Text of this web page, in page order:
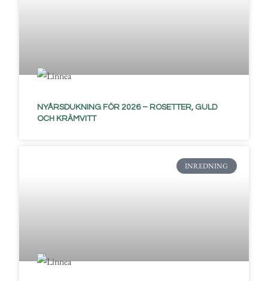
NYÅRSDUKNING FÖR 2026 – ROSETTER, GULD
OCH KRÄMVITT
INREDNING